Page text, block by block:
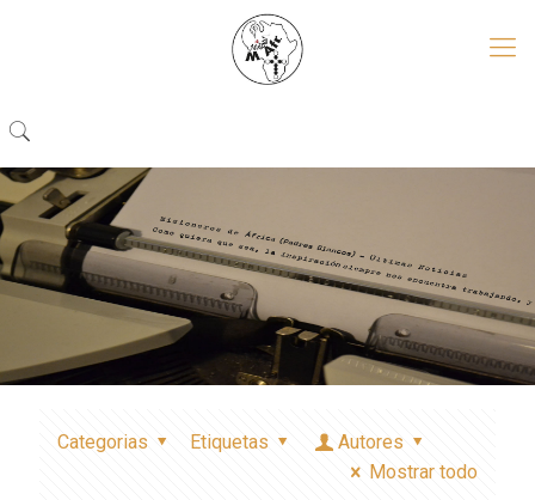
Categorias Etiquetas
Autores
Mostrar todo